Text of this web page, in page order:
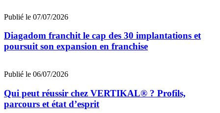
Publié le 07/07/2026
Diagadom franchit le cap des 30 implantations et
poursuit son expansion en franchise
Publié le 06/07/2026
Qui peut réussir chez VERTIKAL® ? Profils,
parcours et état d’esprit